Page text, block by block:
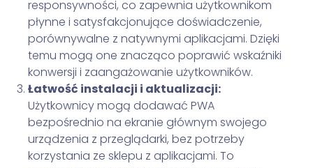
responsywności, co zapewnia użytkownikom
płynne i satysfakcjonujące doświadczenie,
porównywalne z natywnymi aplikacjami. Dzięki
temu mogą one znacząco poprawić wskaźniki
konwersji i zaangażowanie użytkowników.
Łatwość instalacji i aktualizacji:
Użytkownicy mogą dodawać PWA
bezpośrednio na ekranie głównym swojego
urządzenia z przeglądarki, bez potrzeby
korzystania ze sklepu z aplikacjami. To